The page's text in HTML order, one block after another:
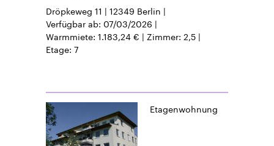
Dröpkeweg 11 12349 Berlin
Verfügbar ab 07/03/2026
Warmmiete 1.183,24 € Zimmer 2,5
Etage 7
Etagenwohnung